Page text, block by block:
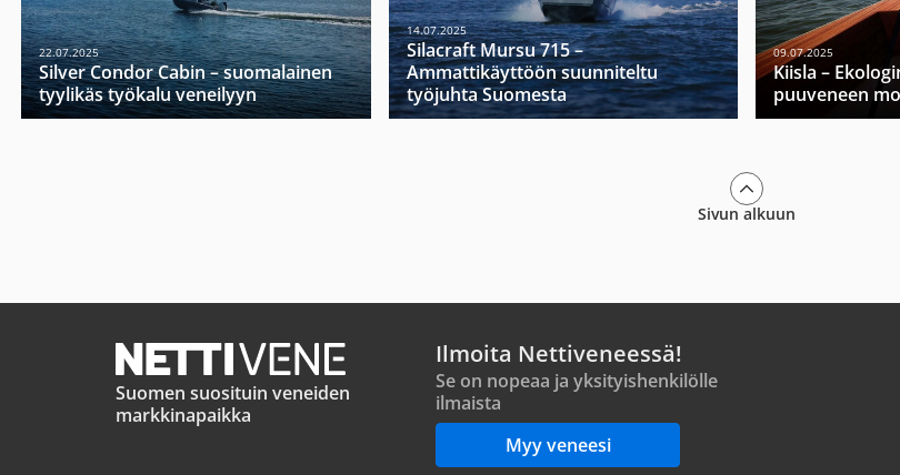
22.07.2025
Silver Condor Cabin – suomalainen
tyylikäs työkalu veneilyyn
14.07.2025
Silacraft Mursu 715 –
Ammattikäyttöön suunniteltu
työjuhta Suomesta
09.07.2025
Kiisla –
puuveneen
Sivun alkuun
Suomen suosituin veneiden
markkinapaikka
Ilmoita Nettiveneessä!
Se on nopeaa ja yksityishenkilölle
ilmaista
Myy veneesi